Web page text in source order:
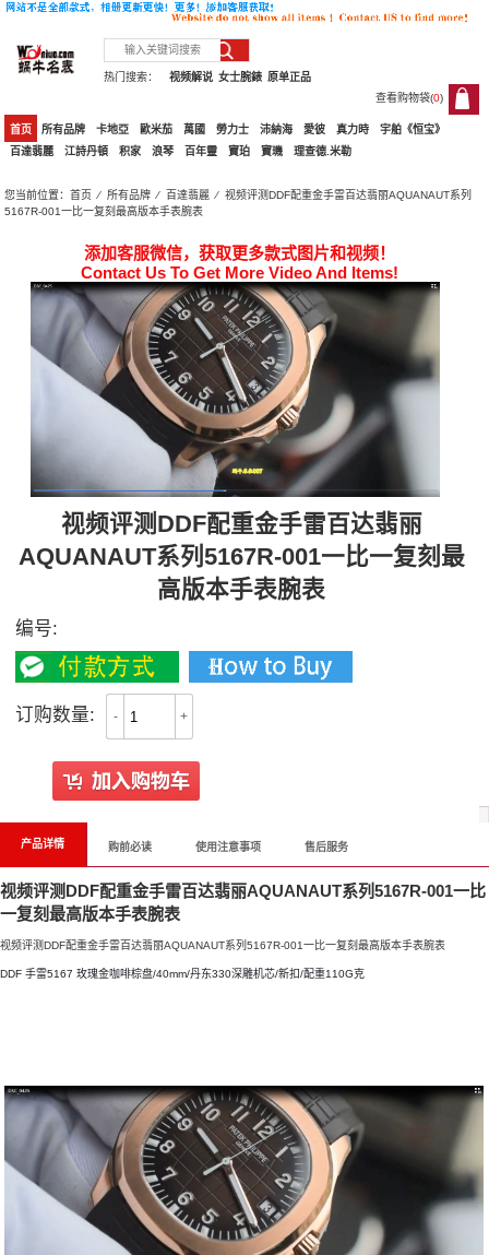
热门搜索： 原单正品
女士腕錶
视频解说
查看购物袋(0)
0
首页 所有品牌 卡地亞 歐米茄 萬國 勞力士 沛納海 愛彼 真力時
宇舶《恒宝》
百達翡麗
江詩丹頓 积家 浪琴 百年靈 寶珀 寶璣 理查德.米勒
您当前位置：首页 ⁄所有品牌 ⁄ 百達翡麗 ⁄ 视频评测DDF配重金手雷百达翡丽AQUANAUT系列
5167R-001一比一复刻最高版本手表腕表
添加客服微信，获取更多款式图片和视频！
Contact Us To Get More Video And Items!
视频评测DDF配重金手雷百达翡丽
AQUANAUT系列5167R-001一比一复刻最
高版本手表腕表
编号:
订购数量: - +
产品详情 购前必读 使用注意事项 售后服务
视频评测DDF配重金手雷百达翡丽AQUANAUT系列5167R-001一比
一复刻最高版本手表腕表
视频评测DDF配重金手雷百达翡丽AQUANAUT系列5167R-001一比一复刻最高版本手表腕表
DDF 手雷5167 玫瑰金咖啡棕盘/40mm/丹东330深雕机芯/新扣/配重110G克